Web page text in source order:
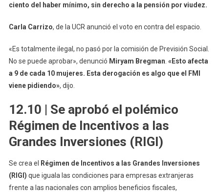
ciento del haber mínimo, sin derecho a la pensión por viudez.
Carla Carrizo, de la UCR anunció el voto en contra del espacio.
«Es totalmente ilegal, no pasó por la comisión de Previsión Social.
No se puede aprobar», denunció Miryam Bregman «Esto afecta
a 9 de cada 10 mujeres. Esta derogación es algo que el FMI
viene pidiendo», dijo.
12.10 | Se aprobó el polémico
Régimen de Incentivos a las
Grandes Inversiones (RIGI)
Se crea el
Régimen de Incentivos a las Grandes Inversiones
(RIGI) que iguala las condiciones para empresas extranjeras
frente a las nacionales con amplios beneficios fiscales,